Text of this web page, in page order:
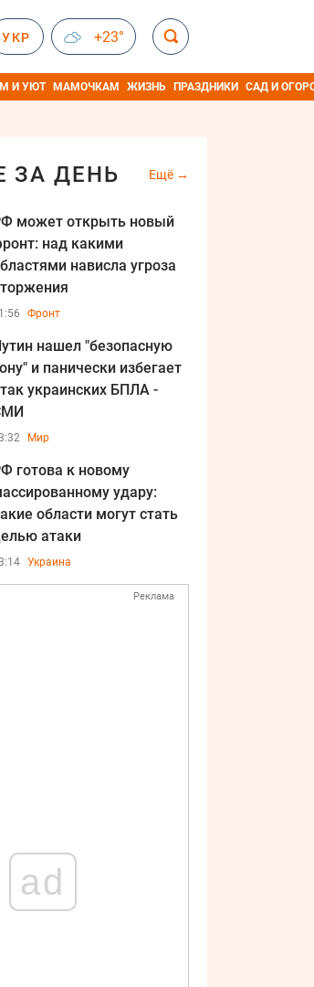
УКР +23°
И УЮТ МАМОЧКАМ ЖИЗНЬ ПРАЗДНИКИ САД И
ЗА ДЕНЬ Ещё
может открыть новый
над какими
нависла угроза
Фронт
нашел "безопасную
и панически избегает
украинских БПЛА -
Мир
готова к новому
удару:
области могут стать
атаки
Украина
Реклама
ad